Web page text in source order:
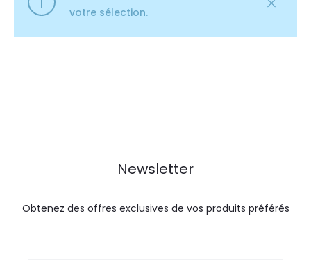
votre sélection.
Newsletter
Obtenez des offres exclusives de vos produits préférés